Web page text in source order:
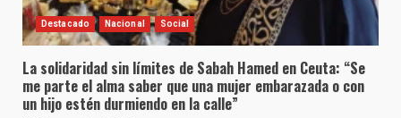
Destacado Nacional Social
La solidaridad sin límites de Sabah Hamed en Ceuta: “Se
me parte el alma saber que una mujer embarazada o con
un hijo estén durmiendo en la calle”